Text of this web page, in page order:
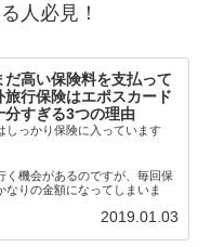
人必見！
だ高い保険料を支払って
旅行保険はエポスカード
分すぎる3つの理由
しっかり保険に入っています
く機会があるのですが、毎回保
なりの金額になってしまいま
2019.01.03